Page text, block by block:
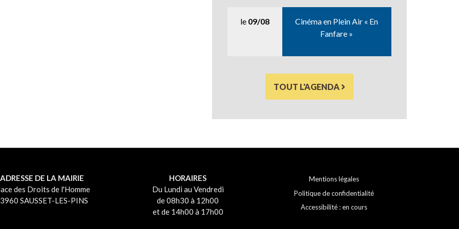
le 09/08
Cinéma en Plein Air « En
Fanfare »
TOUT L'AGENDA
ADRESSE DE LA MAIRIE
des Droits de l'Homme
SAUSSET-LES-PINS
HORAIRES
Du Lundi au Vendredi
de 08h30 à 12h00
et de 14h00 à 17h00
Mentions légales
Politique de confidentialité
Accessibilité : en cours